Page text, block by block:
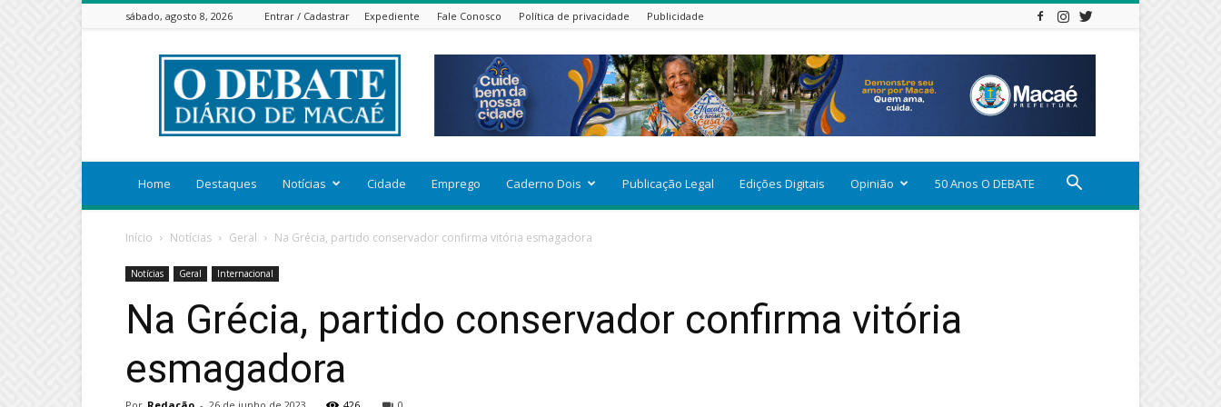
sábado, agosto 8, 2026 Entrar / Cadastrar Expediente Fale Conosco Política de privacidade Publicidade
ODEBATEON
Home Destaques Notícias Cidade Emprego Caderno Dois Publicação Legal Edições Digitais Opinião 50 Anos O DEBATE
Início Notícias Geral Na Grécia, partido conservador confirma vitória esmagadora
Notícias Geral Internacional
Na Grécia, partido conservador confirma vitória
esmagadora